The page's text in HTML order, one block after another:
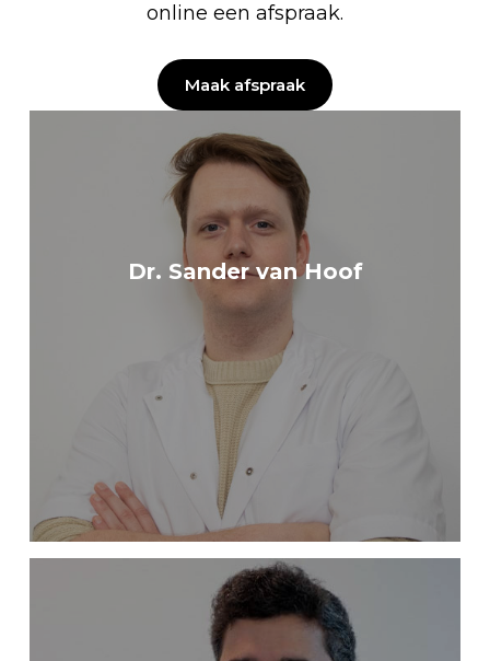
online een afspraak.
Maak afspraak
Dr. Sander van Hoof